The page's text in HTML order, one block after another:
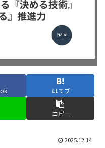
はてブ
コピー
2025.12.14